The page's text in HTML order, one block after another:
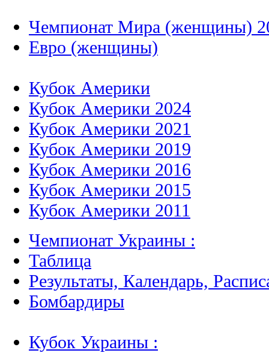
Чемпионат Мира (женщины)
Евро (женщины)
Кубок Америки
Кубок Америки 2024
Кубок Америки 2021
Кубок Америки 2019
Кубок Америки 2016
Кубок Америки 2015
Кубок Америки 2011
Чемпионат Украины :
Таблица
Результаты, Календарь,
Бомбардиры
Кубок Украины :